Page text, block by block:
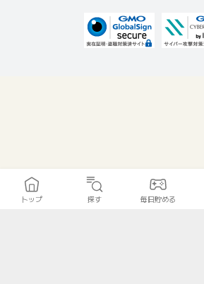
トップ 探す 毎日貯める